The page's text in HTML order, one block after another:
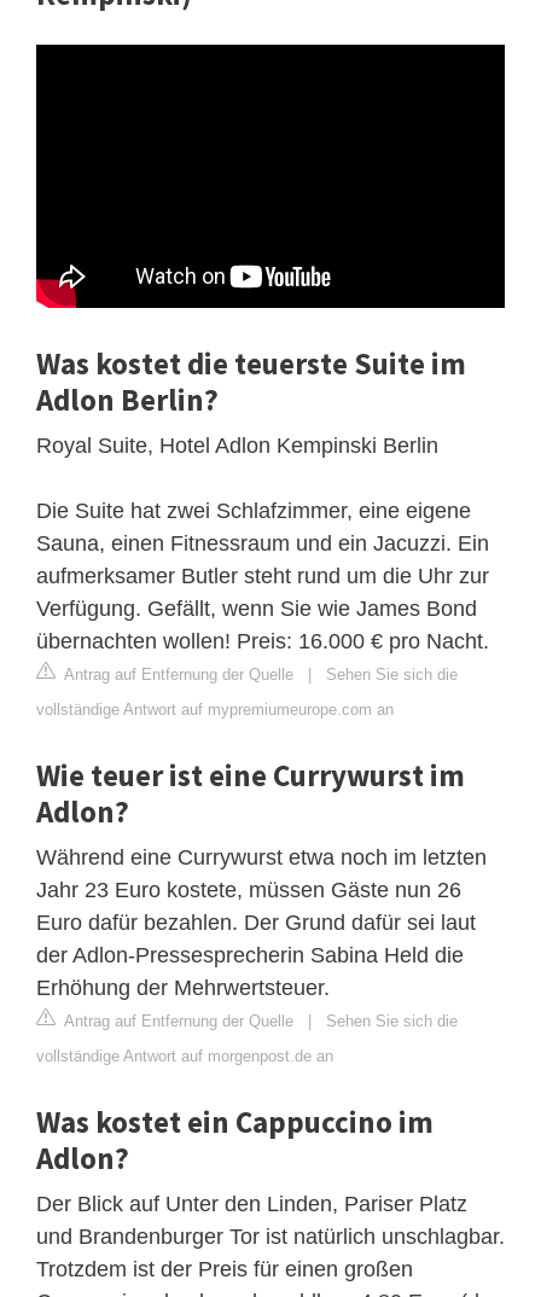
Was kostet die teuerste Suite im
Adlon Berlin?
Royal Suite, Hotel Adlon Kempinski Berlin
Die Suite hat zwei Schlafzimmer, eine eigene
Sauna, einen Fitnessraum und ein Jacuzzi. Ein
aufmerksamer Butler steht rund um die Uhr zur
Verfügung. Gefällt, wenn Sie wie James Bond
übernachten wollen! Preis: 16.000 € pro Nacht.
Antrag auf Entfernung der Quelle | Sehen Sie sich die
vollständige Antwort auf mypremiumeurope.com an
Wie teuer ist eine Currywurst im
Adlon?
Während eine Currywurst etwa noch im letzten
Jahr 23 Euro kostete, müssen Gäste nun 26
Euro dafür bezahlen. Der Grund dafür sei laut
der Adlon-Pressesprecherin Sabina Held die
Erhöhung der Mehrwertsteuer.
Antrag auf Entfernung der Quelle | Sehen Sie sich die
vollständige Antwort auf morgenpost.de an
Was kostet ein Cappuccino im
Adlon?
Der Blick auf Unter den Linden, Pariser Platz
und Brandenburger Tor ist natürlich unschlagbar.
Trotzdem ist der Preis für einen großen